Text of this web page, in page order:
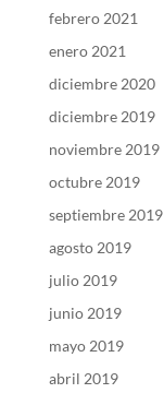
febrero 2021
enero 2021
diciembre 2020
diciembre 2019
noviembre 2019
octubre 2019
septiembre 2019
agosto 2019
julio 2019
junio 2019
mayo 2019
abril 2019